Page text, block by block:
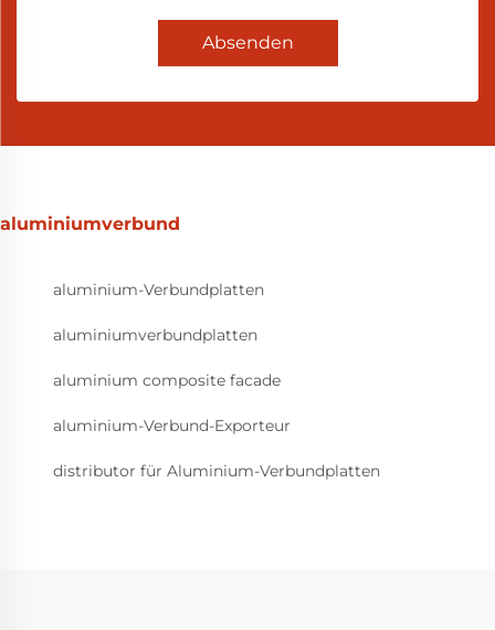
Absenden
aluminiumverbund
aluminium-Verbundplatten
aluminiumverbundplatten
aluminium composite facade
aluminium-Verbund-Exporteur
distributor für Aluminium-Verbundplatten